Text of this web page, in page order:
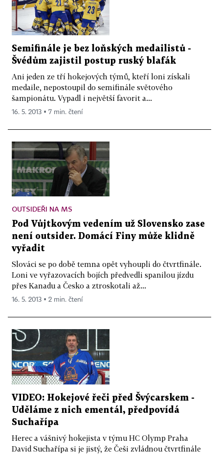
Semifinále je bez loňských medailistů -
Švédům zajistil postup ruský blafák
Ani jeden ze tří hokejových týmů, kteří loni získali
medaile, nepostoupil do semifinále světového
šampionátu. Vypadl i největší favorit a...
16. 5. 2013 ▪ 7 min. čtení
OUTSIDEŘI NA MS
Pod Vůjtkovým vedením už Slovensko zase
není outsider. Domácí Finy může klidně
vyřadit
Slováci se po době temna opět vyhoupli do čtvrtfinále.
Loni ve vyřazovacích bojích předvedli spanilou jízdu
přes Kanadu a Česko a ztroskotali až...
16. 5. 2013 ▪ 2 min. čtení
VIDEO: Hokejové řeči před Švýcarskem -
Uděláme z nich ementál, předpovídá
Suchařípa
Herec a vášnivý hokejista v týmu HC Olymp Praha
David Suchařípa si je jistý, že Češi zvládnou čtvrtfinále